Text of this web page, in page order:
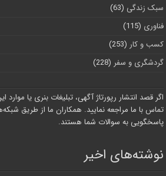
سبک زندگی (63)
فناوری (115)
کسب و کار (253)
گردشگری و سفر (228)
اگر قصد انتشار رپورتاژ آگهی، تبلیغات بنری یا
تماس با ما مراجعه نمایید. همکاران ما از طریق
پاسخگویی به سوالات شما هستند.
نوشته‌های اخیر